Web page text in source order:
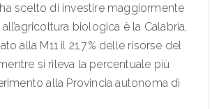
scelto di investire maggiormente
biologica è la Calabria,
alla M11 il 21,7% delle risorse del
si rileva la percentuale più
alla Provincia autonoma di